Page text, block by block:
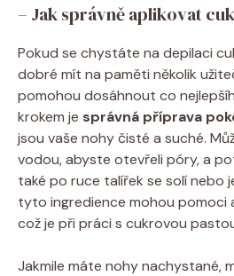
– Jak správně aplikovat
Pokud se chystáte na depilaci
dobré mít na paměti několik
pomohou dosáhnout co
krokem je správná příprava
jsou vaše nohy čisté a suché.
vodou, abyste otevřeli póry, a
také po ruce talířek se solí nebo
tyto ingredience mohou pomoci
což je při práci s cukrovou
Jakmile máte nohy nachystané,